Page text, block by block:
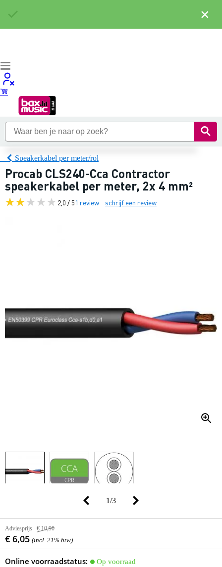
Speakerkabel per meter/rol
Procab CLS240-Cca Contractor
speakerkabel per meter, 2x 4 mm²
2,0 / 51 review schrijf een review
1/3
Adviesprijs € 10,90
€ 6,05 (incl. 21% btw)
Online voorraadstatus:
Op voorraad
×